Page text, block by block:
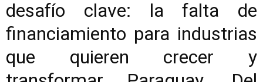
desafío clave: la falta de
financiamiento para industrias
que quieren crecer y